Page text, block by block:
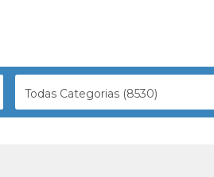
Todas Categorias (8530)